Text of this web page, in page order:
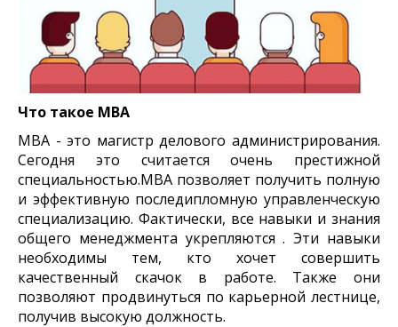
Что такое MBA
MBA - это магистр делового администрирования.
Сегодня это считается очень престижной
специальностью.MBA позволяет получить полную
и эффективную последипломную управленческую
специализацию. Фактически, все навыки и знания
общего менеджмента укрепляются . Эти навыки
необходимы тем, кто хочет совершить
качественный скачок в работе. Также они
позволяют продвинуться по карьерной лестнице,
получив высокую должность.